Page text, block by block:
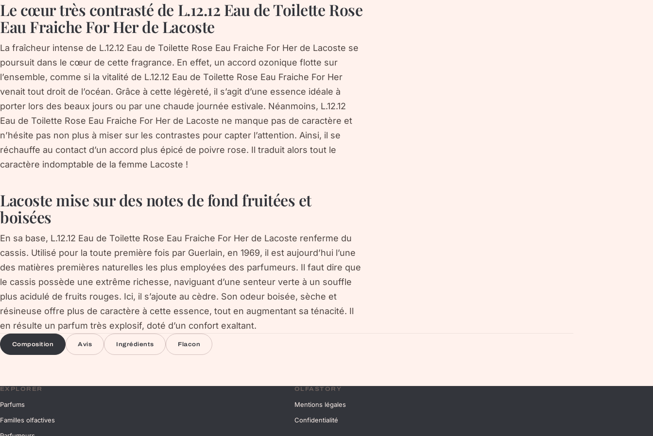
Le cœur très contrasté de L.12.12 Eau de Toilette Rose
Eau Fraiche For Her de Lacoste
La fraîcheur intense de L.12.12 Eau de Toilette Rose Eau Fraiche For Her de Lacoste se
poursuit dans le cœur de cette fragrance. En effet, un accord ozonique flotte sur
l’ensemble, comme si la vitalité de L.12.12 Eau de Toilette Rose Eau Fraiche For Her
venait tout droit de l’océan. Grâce à cette légèreté, il s’agit d’une essence idéale à
porter lors des beaux jours ou par une chaude journée estivale. Néanmoins, L.12.12
Eau de Toilette Rose Eau Fraiche For Her de Lacoste ne manque pas de caractère et
n’hésite pas non plus à miser sur les contrastes pour capter l’attention. Ainsi, il se
réchauffe au contact d’un accord plus épicé de poivre rose. Il traduit alors tout le
caractère indomptable de la femme Lacoste !
Lacoste mise sur des notes de fond fruitées et
boisées
En sa base, L.12.12 Eau de Toilette Rose Eau Fraiche For Her de Lacoste renferme du
cassis. Utilisé pour la toute première fois par Guerlain, en 1969, il est aujourd’hui l’une
des matières premières naturelles les plus employées des parfumeurs. Il faut dire que
le cassis possède une extrême richesse, naviguant d’une senteur verte à un souffle
plus acidulé de fruits rouges. Ici, il s’ajoute au cèdre. Son odeur boisée, sèche et
résineuse offre plus de caractère à cette essence, tout en augmentant sa ténacité. Il
en résulte un parfum très explosif, doté d’un confort exaltant.
Composition Avis Ingrédients Flacon
EXPLORER
Parfums
Familles olfactives
OLFASTORY
Mentions légales
Confidentialité